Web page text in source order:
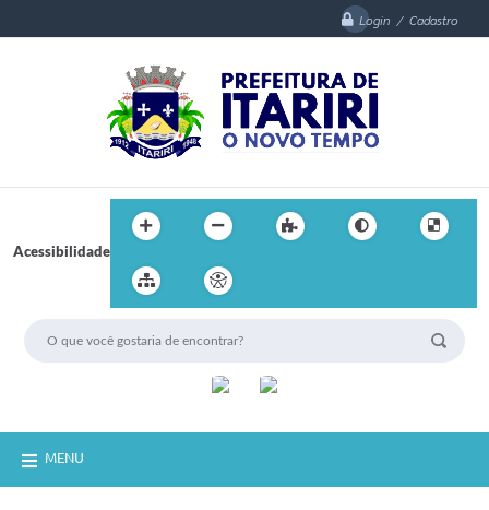
Login / Cadastro
Acessibilidade
MENU